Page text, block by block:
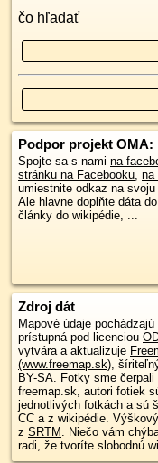
čo hľadať
Podpor projekt OMA:
Spojte sa s nami na
stránku na Facebooku, na
umiestnite odkaz na svoju
Ale hlavne doplňte dáta
články do wikipédie, ...
Zdroj dát
Mapové údaje pochádzajú
prístupná pod licenciou
vytvára a aktualizuje
(www.freemap.sk),
BY-SA. Fotky sme čerpali
freemap.sk, autori fotiek
jednotlivých fotkách a sú
CC a z wikipédie.
z SRTM . Niečo vám
radi, že tvoríte slobodnú